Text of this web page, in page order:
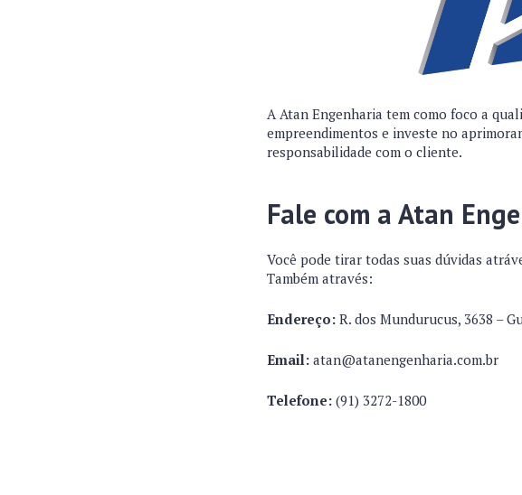
A Atan Engenharia tem como foco a
empreendimentos e investe no
responsabilidade com o cliente.
Fale com a Atan
Você pode tirar todas suas dúvidas
Também através:
Endereço: R. dos Mundurucus, 3638 –
Email: atan@atanengenharia.com.br
Telefone: (91) 3272-1800